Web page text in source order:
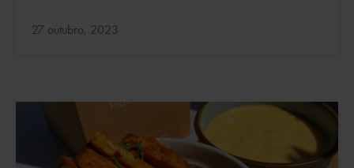
Atualizado:
27 outubro, 2023